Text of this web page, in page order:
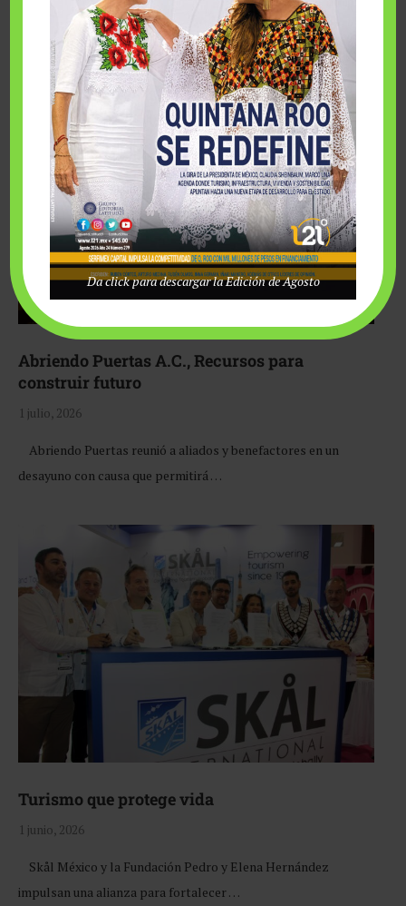
Fairmont Mayakoba y Make-A-Wish México unieron
esfuerzos para hacer realidad el deseo de una …
Abriendo Puertas A.C., Recursos para
construir futuro
1 julio, 2026
Abriendo Puertas reunió a aliados y benefactores en un
desayuno con causa que permitirá …
Turismo que protege vida
1 junio, 2026
Skål México y la Fundación Pedro y Elena Hernández
impulsan una alianza para fortalecer …
Da click para descargar la Edición de Agosto